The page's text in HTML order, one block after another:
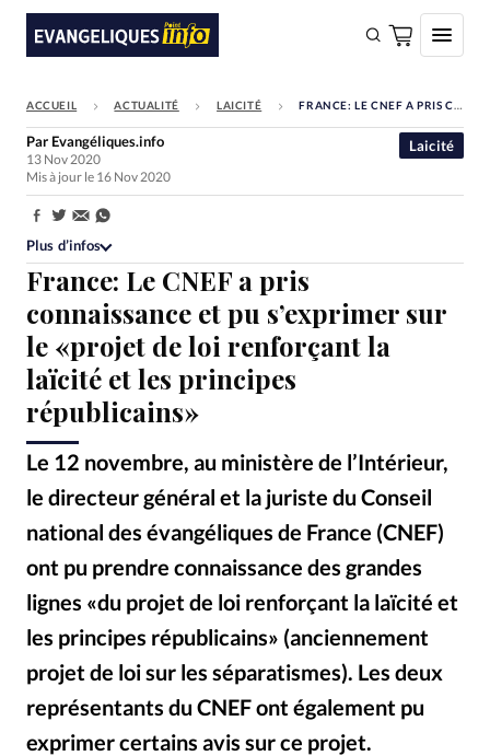
FAIRE UN DON
Faire un don
Société
Monde
Bible
Toute l'actualité
Se connecter
Devise: CHF
RUBRIQUES
Toute l'actualité Bible Culture
Economie
Laicité
Mission
Société
ACCUEIL ACTUALITÉ LAICITÉ FRANCE: LE CNEF A PRIS CONNAISSANCE ET PU S’EXPRIMER SUR LE «PROJET DE LOI RENFORÇANT LA LAÏCITÉ ET LES PRINCIPES RÉPUBLICAINS»
France: Le CNEF a pris
connaissance et pu s’exprimer sur
le «projet de loi renforçant la
laïcité et les principes
républicains»
Le 12 novembre, au ministère de l’Intérieur,
le directeur général et la juriste du Conseil
national des évangéliques de France (CNEF)
ont pu prendre connaissance des grandes
lignes «du projet de loi renforçant la laïcité et
les principes républicains» (anciennement
projet de loi sur les séparatismes). Les deux
représentants du CNEF ont également pu
exprimer certains avis sur ce projet.
Laicité
Par Evangéliques.info
13 Nov 2020
Mis à jour le 16 Nov 2020
Partager:
Plus d’infos
©Ministère de l'Intérieur